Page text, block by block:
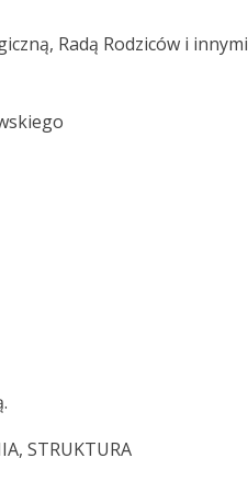
Radą Rodziców i innymi
STRUKTURA